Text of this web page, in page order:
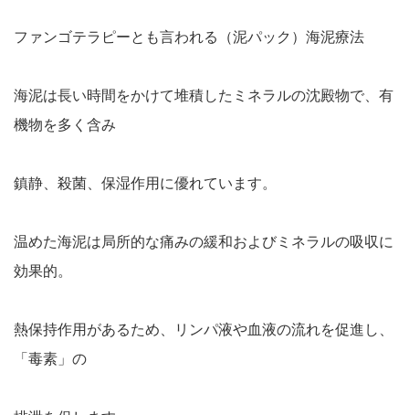
ファンゴテラピーとも言われる（泥パック）海泥療法
海泥は長い時間をかけて堆積したミネラルの沈殿物で、有
機物を多く含み
鎮静、殺菌、保湿作用に優れています。
温めた海泥は局所的な痛みの緩和およびミネラルの吸収に
効果的。
熱保持作用があるため、リンパ液や血液の流れを促進し、
「毒素」の